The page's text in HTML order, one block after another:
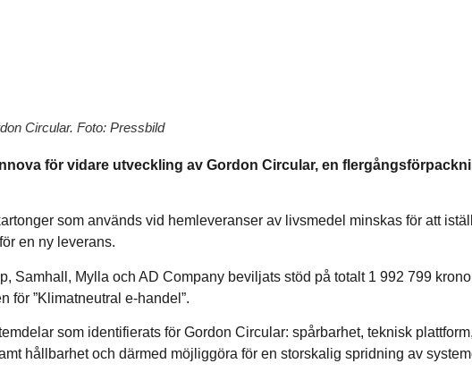
Circular. Foto: Pressbild
för vidare utveckling av Gordon Circular, en
som används vid hemleveranser av livsmedel minskas för att
en ny leverans.
Samhall, Mylla och AD Company beviljats stöd på totalt 1 992 799
för ”Klimatneutral e-handel”.
som identifierats för Gordon Circular: spårbarhet, teknisk
hållbarhet och därmed möjliggöra för en storskalig spridning av